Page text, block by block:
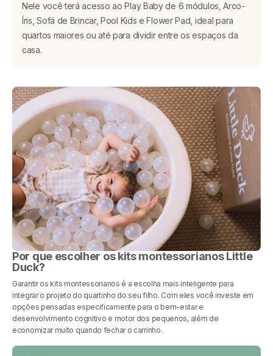
Nele você terá acesso ao Play Baby de 6 módulos, Arco-
Íris, Sofá de Brincar, Pool Kids e Flower Pad, ideal para
quartos maiores ou até para dividir entre os espaços da
casa.
Por que escolher os kits montessorianos Little
Duck?
Garantir os kits montessorianos é a escolha mais inteligente para
integrar o projeto do quartinho do seu filho. Com eles você investe em
opções pensadas especificamente para o bem-estar e
desenvolvimento cognitivo e motor dos pequenos, além de
economizar muito quando fechar o carrinho.